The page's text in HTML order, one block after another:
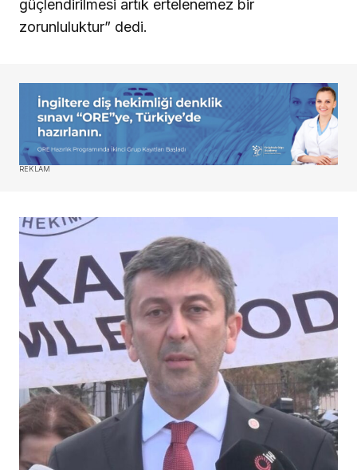
güçlendirilmesi artık ertelenemez bir
zorunluluktur” dedi.
REKLAM